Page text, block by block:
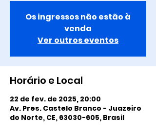
Os ingressos não estão à
venda
Ver outros eventos
Horário e Local
22 de fev. de 2025, 20:00
Av. Pres. Castelo Branco - Juazeiro
do Norte, CE, 63030-605, Brasil